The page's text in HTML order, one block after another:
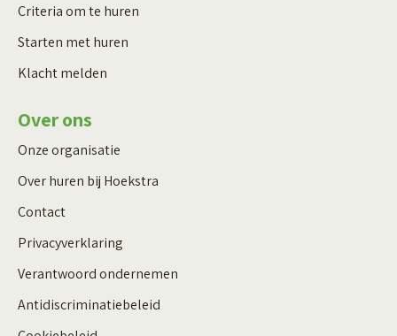
Criteria om te huren
Starten met huren
Klacht melden
Over ons
Onze organisatie
Over huren bij Hoekstra
Contact
Privacyverklaring
Verantwoord ondernemen
Antidiscriminatiebeleid